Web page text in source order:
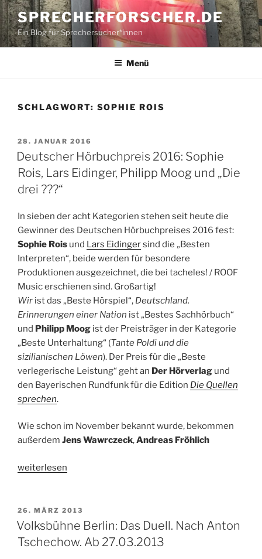
Zum
Inhalt
springen
SPRECHERFORSCHER.DE
Ein Blog für Sprechersucher*innen
Menü
SCHLAGWORT: SOPHIE ROIS
VERÖFFENTLICHT
AM
28. JANUAR 2016
Deutscher Hörbuchpreis 2016: Sophie
Rois, Lars Eidinger, Philipp Moog und „Die
drei ???“
In sieben der acht Kategorien stehen seit heute die
Gewinner des Deutschen Hörbuchpreises 2016 fest:
Sophie Rois und Lars Eidingersind die „Besten
Interpreten“, beide werden für besondere
Produktionen ausgezeichnet, die bei tacheles! / ROOF
Music erschienen sind. Großartig!
Wir ist das „Beste Hörspiel“, Deutschland.
Erinnerungen einer Nation ist „Bestes Sachhörbuch“
und Philipp Moog ist der Preisträger in der Kategorie
„Beste Unterhaltung“ (Tante Poldi und die
sizilianischen Löwen). Der Preis für die „Beste
verlegerische Leistung“ geht an Der Hörverlag und
den Bayerischen Rundfunk für die Edition Die Quellen
sprechen.
Wie schon im November bekannt wurde, bekommen
außerdem Jens Wawrczeck,Andreas Fröhlich
„Deutscher
Sophie
Rois,
Lars
weiterlesen
VERÖFFENTLICHT
AM
26. MÄRZ 2013
Volksbühne Berlin: Das Duell. Nach Anton
Tschechow. Ab 27.03.2013